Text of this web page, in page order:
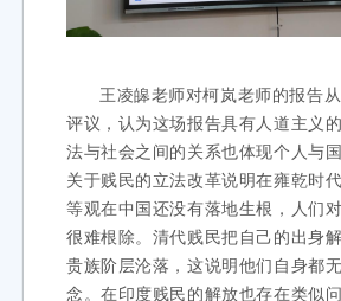
王凌皞老师对柯岚老师的报告
评议，认为这场报告具有人道主义
法与社会之间的关系也体现个人与
关于贱民的立法改革说明在雍乾时
等观在中国还没有落地生根，人们
很难根除。清代贱民把自己的出身
贵族阶层沦落，这说明他们自身都
念。在印度贱民的解放也存在类似